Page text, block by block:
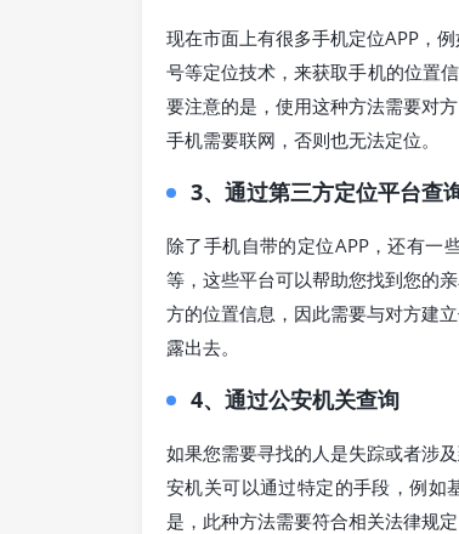
现在市面上有很多手机定位APP，
号等定位技术，来获取手机的位置
要注意的是，使用这种方法需要对
手机需要联网，否则也无法定位。
3、通过第三方定位平台查
除了手机自带的定位APP，还有一
等，这些平台可以帮助您找到您的
方的位置信息，因此需要与对方建
露出去。
4、通过公安机关查询
如果您需要寻找的人是失踪或者涉
安机关可以通过特定的手段，例如
是，此种方法需要符合相关法律规